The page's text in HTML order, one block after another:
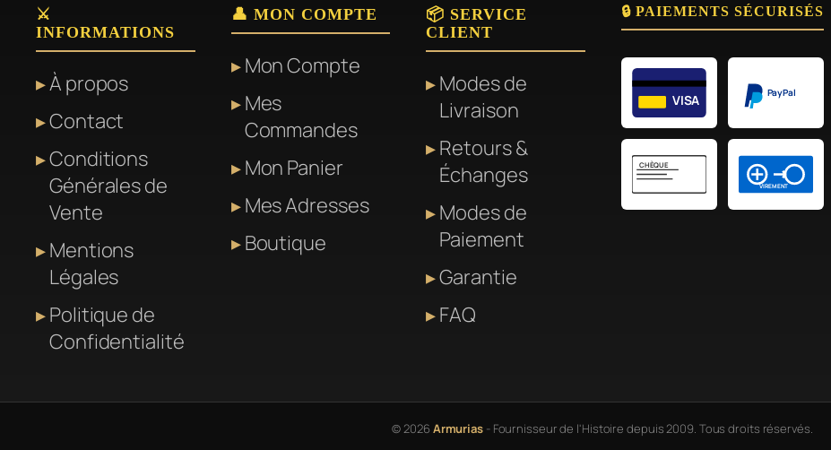
⚔️
INFORMATIONS
À propos
Contact
Conditions
Générales de
Vente
Mentions
Légales
Politique de
Confidentialité
👤 MON COMPTE
Mon Compte
Mes
Commandes
Mon Panier
Mes Adresses
Boutique
📦 SERVICE
CLIENT
Modes de
Livraison
Retours &
Échanges
Modes de
Paiement
Garantie
FAQ
🔒 PAIEMENTS SÉCURISÉS
VISA PayPal
CHÈQUE
VIREMENT
© 2026 Armurias- Fournisseur de l'Histoire depuis 2009. Tous droits réservés.